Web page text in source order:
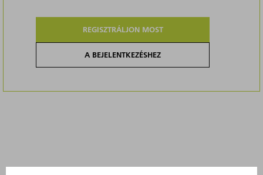
REGISZTRÁLJON MOST
A BEJELENTKEZÉSHEZ